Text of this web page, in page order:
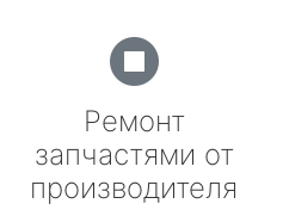
Ремонт
запчастями от
производителя